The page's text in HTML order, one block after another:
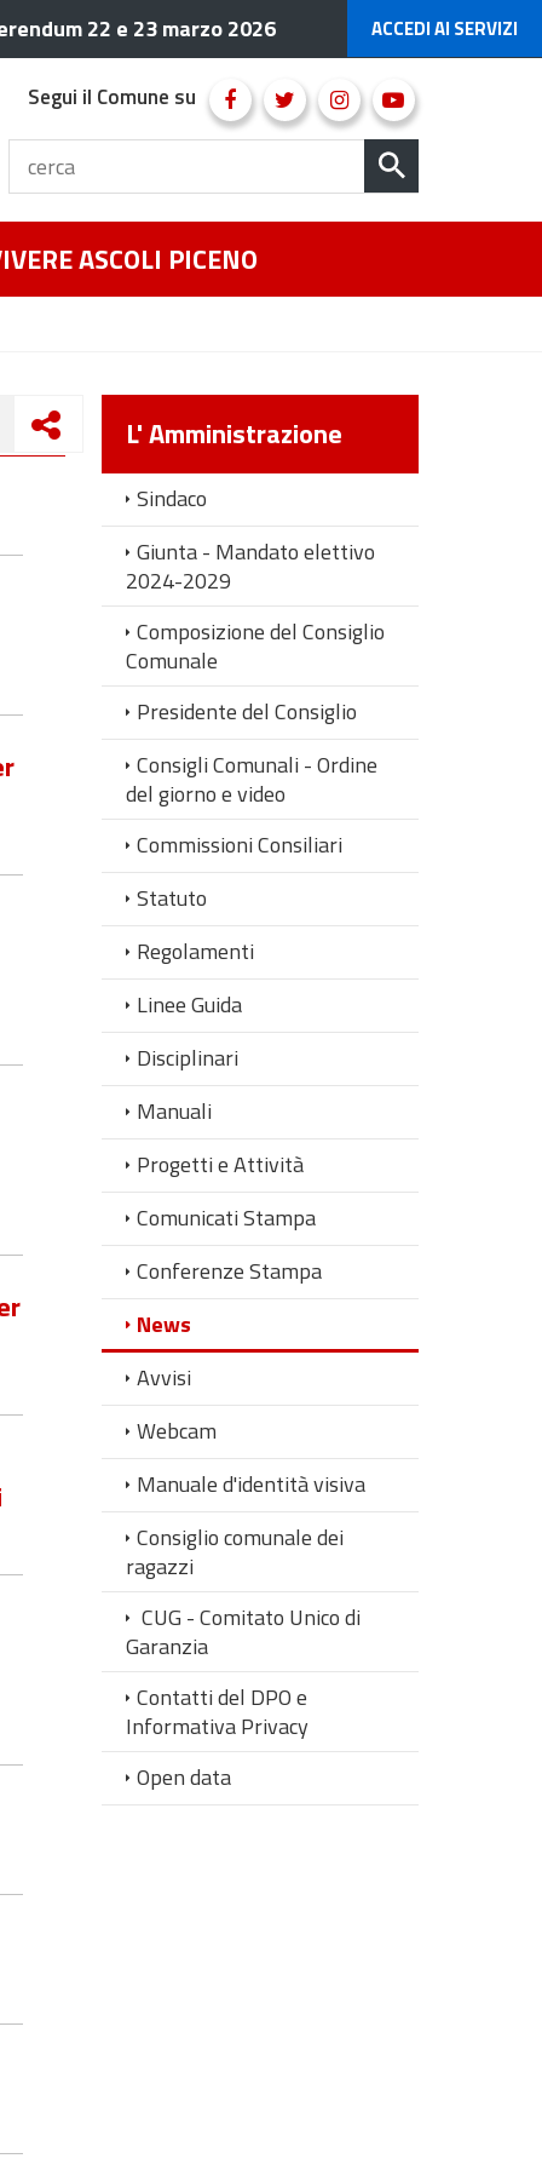
22 e 23 marzo 2026 ACCEDI AI SERVIZI
Segui il Comune su
ASCOLI PICENO
L' Amministrazione
Sindaco
Giunta - Mandato elettivo
2024-2029
Composizione del Consiglio
Comunale
Presidente del Consiglio
Consigli Comunali - Ordine
del giorno e video
Commissioni Consiliari
Statuto
Regolamenti
Linee Guida
Disciplinari
Manuali
Progetti e Attività
Comunicati Stampa
Conferenze Stampa
News
Avvisi
Webcam
Manuale d'identità visiva
Consiglio comunale dei
ragazzi
CUG - Comitato Unico di
Garanzia
Contatti del DPO e
Informativa Privacy
Open data